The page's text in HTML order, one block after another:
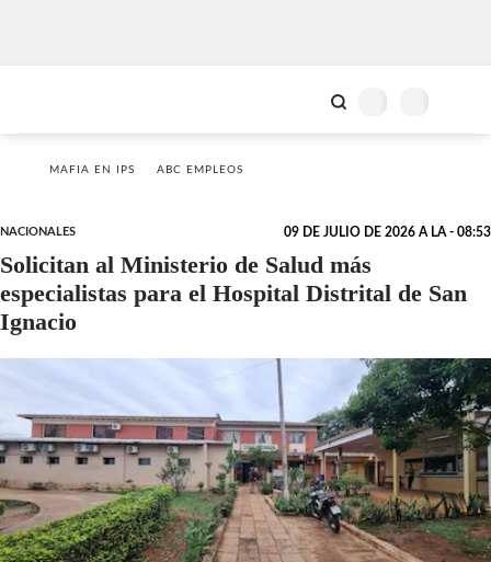
MAFIA EN IPS ABC EMPLEOS
NACIONALES 09 DE JULIO DE 2026 A LA - 08:53
Solicitan al Ministerio de Salud más
especialistas para el Hospital Distrital de San
Ignacio